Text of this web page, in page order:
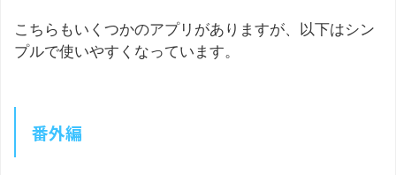
こちらもいくつかのアプリがありますが、以下はシン
プルで使いやすくなっています。
番外編